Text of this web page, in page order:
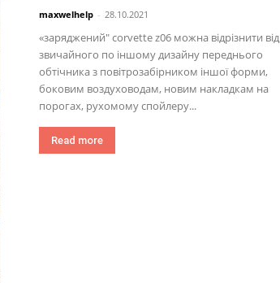
maxwelhelp - 28.10.2021
«заряджений" corvette z06 можна відрізнити від
звичайного по іншому дизайну переднього
обтічника з повітрозабірником іншої форми,
боковим воздуховодам, новим накладкам на
порогах, рухомому спойлеру...
Read more